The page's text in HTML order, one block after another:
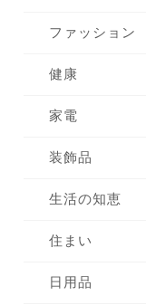
ファッション
健康
家電
装飾品
生活の知恵
住まい
日用品